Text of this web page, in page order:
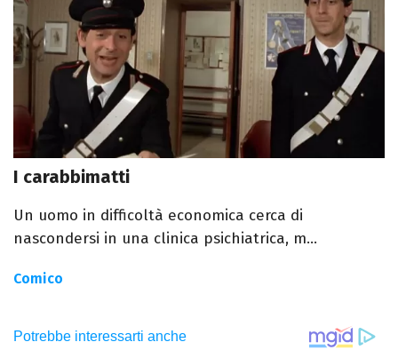
I carabbimatti
Un uomo in difficoltà economica cerca di
nascondersi in una clinica psichiatrica, m...
Comico